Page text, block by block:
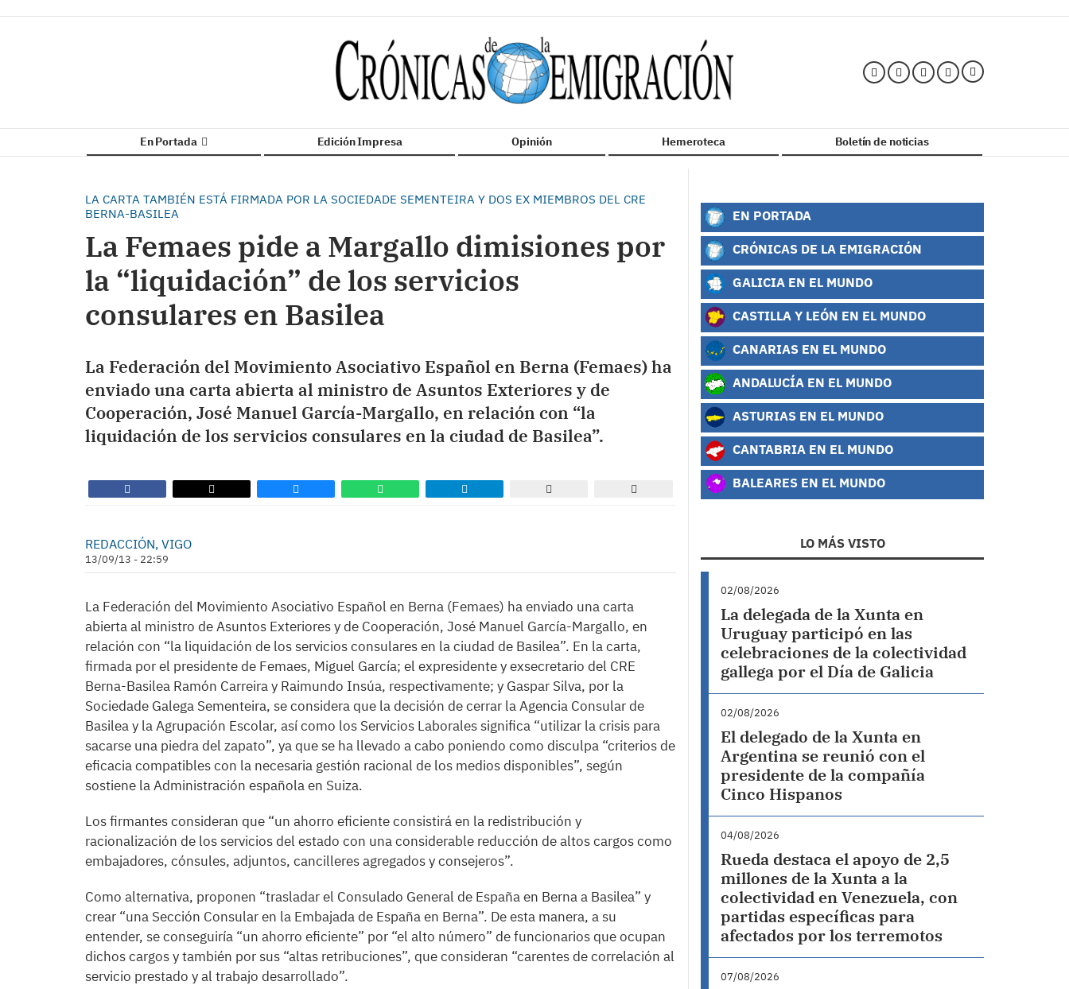
En Portada Edición Impresa Opinión Hemeroteca Boletín de noticias
LA CARTA TAMBIÉN ESTÁ FIRMADA POR LA SOCIEDADE SEMENTEIRA Y DOS EX MIEMBROS DEL CRE
BERNA-BASILEA
La Femaes pide a Margallo dimisiones por
la “liquidación” de los servicios
consulares en Basilea
La Federación del Movimiento Asociativo Español en Berna (Femaes) ha
enviado una carta abierta al ministro de Asuntos Exteriores y de
Cooperación, José Manuel García-Margallo, en relación con “la
liquidación de los servicios consulares en la ciudad de Basilea”.
REDACCIÓN, VIGO
13/09/13 - 22:59
La Federación del Movimiento Asociativo Español en Berna (Femaes) ha enviado una carta
abierta al ministro de Asuntos Exteriores y de Cooperación, José Manuel García-Margallo, en
relación con “la liquidación de los servicios consulares en la ciudad de Basilea”. En la carta,
firmada por el presidente de Femaes, Miguel García; el expresidente y exsecretario del CRE
Berna-Basilea Ramón Carreira y Raimundo Insúa, respectivamente; y Gaspar Silva, por la
Sociedade Galega Sementeira, se considera que la decisión de cerrar la Agencia Consular de
Basilea y la Agrupación Escolar, así como los Servicios Laborales significa “utilizar la crisis para
sacarse una piedra del zapato”, ya que se ha llevado a cabo poniendo como disculpa “criterios de
eficacia compatibles con la necesaria gestión racional de los medios disponibles”, según
sostiene la Administración española en Suiza.
Los firmantes consideran que “un ahorro eficiente consistirá en la redistribución y
racionalización de los servicios del estado con una considerable reducción de altos cargos como
embajadores, cónsules, adjuntos, cancilleres agregados y consejeros”.
Como alternativa, proponen “trasladar el Consulado General de España en Berna a Basilea” y
crear “una Sección Consular en la Embajada de España en Berna”. De esta manera, a su
entender, se conseguiría “un ahorro eficiente” por “el alto número” de funcionarios que ocupan
dichos cargos y también por sus “altas retribuciones”, que consideran “carentes de correlación al
servicio prestado y al trabajo desarrollado”.
EN PORTADA
CRÓNICAS DE LA EMIGRACIÓN
GALICIA EN EL MUNDO
CASTILLA Y LEÓN EN EL MUNDO
CANARIAS EN EL MUNDO
ANDALUCÍA EN EL MUNDO
ASTURIAS EN EL MUNDO
CANTABRIA EN EL MUNDO
BALEARES EN EL MUNDO
LO MÁS VISTO
02/08/2026
La delegada de la Xunta en
Uruguay participó en las
celebraciones de la colectividad
gallega por el Día de Galicia
02/08/2026
El delegado de la Xunta en
Argentina se reunió con el
presidente de la compañía
Cinco Hispanos
04/08/2026
Rueda destaca el apoyo de 2,5
millones de la Xunta a la
colectividad en Venezuela, con
partidas específicas para
afectados por los terremotos
07/08/2026